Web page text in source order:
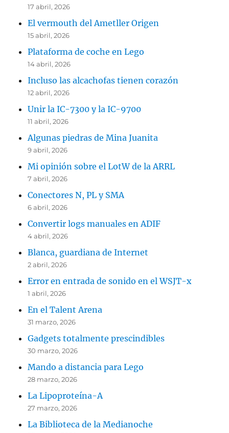
17 abril, 2026
El vermouth del Ametller Origen
15 abril, 2026
Plataforma de coche en Lego
14 abril, 2026
Incluso las alcachofas tienen corazón
12 abril, 2026
Unir la IC-7300 y la IC-9700
11 abril, 2026
Algunas piedras de Mina Juanita
9 abril, 2026
Mi opinión sobre el LotW de la ARRL
7 abril, 2026
Conectores N, PL y SMA
6 abril, 2026
Convertir logs manuales en ADIF
4 abril, 2026
Blanca, guardiana de Internet
2 abril, 2026
Error en entrada de sonido en el WSJT-x
1 abril, 2026
En el Talent Arena
31 marzo, 2026
Gadgets totalmente prescindibles
30 marzo, 2026
Mando a distancia para Lego
28 marzo, 2026
La Lipoproteína-A
27 marzo, 2026
La Biblioteca de la Medianoche